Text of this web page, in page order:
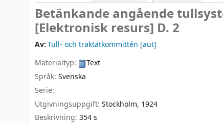
Betänkande angående
[Elektronisk resurs] D. 2
Av:Tull- och traktatkommittén [aut]
Materialtyp:
Text
Språk: Svenska
Serie:
Utgivningsuppgift: Stockholm, 1924
Beskrivning: 354 s